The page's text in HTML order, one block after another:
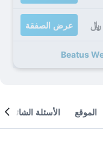
عرض الصفقة
الموقع الأسئلة الشائعة